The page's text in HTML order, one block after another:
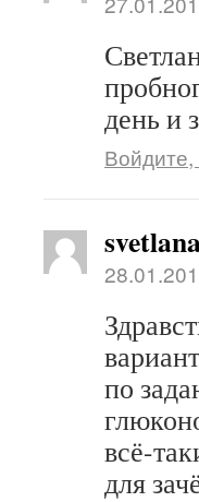
день и
Войдите,
по
всё-
для